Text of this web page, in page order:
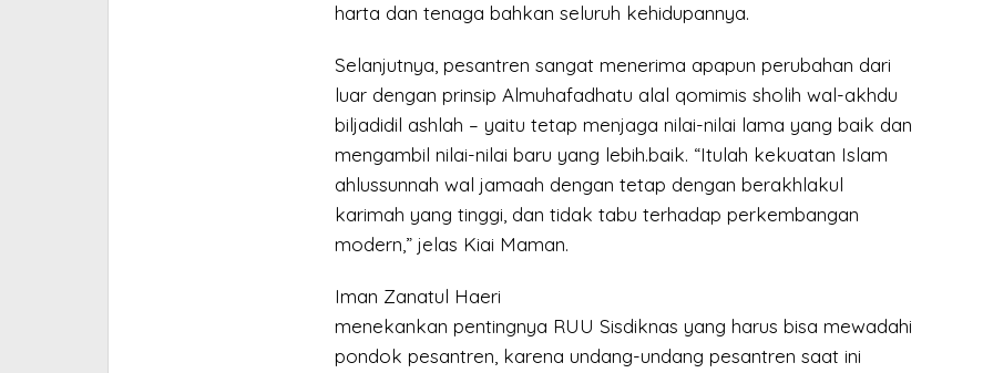
harta dan tenaga bahkan seluruh kehidupannya.
Selanjutnya, pesantren sangat menerima apapun perubahan dari
luar dengan prinsip Almuhafadhatu alal qomimis sholih wal-akhdu
biljadidil ashlah – yaitu tetap menjaga nilai-nilai lama yang baik dan
mengambil nilai-nilai baru yang lebih.baik. “Itulah kekuatan Islam
ahlussunnah wal jamaah dengan tetap dengan berakhlakul
karimah yang tinggi, dan tidak tabu terhadap perkembangan
modern,” jelas Kiai Maman.
Iman Zanatul Haeri
menekankan pentingnya RUU Sisdiknas yang harus bisa mewadahi
pondok pesantren, karena undang-undang pesantren saat ini